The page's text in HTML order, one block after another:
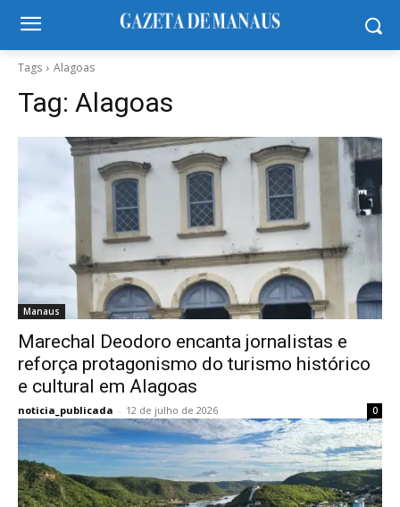
Tags Alagoas
Tag: Alagoas
Manaus
Marechal Deodoro encanta jornalistas e
reforça protagonismo do turismo histórico
e cultural em Alagoas
noticia_publicada - 12 de julho de 2026 0